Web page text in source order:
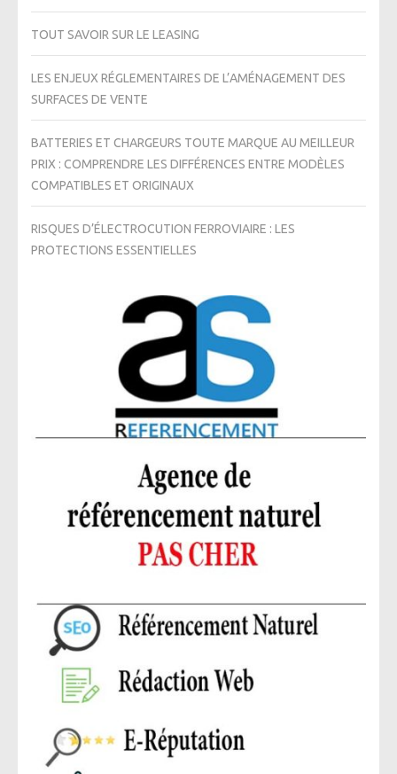
TOUT SAVOIR SUR LE LEASING
LES ENJEUX RÉGLEMENTAIRES DE L’AMÉNAGEMENT DES
SURFACES DE VENTE
BATTERIES ET CHARGEURS TOUTE MARQUE AU MEILLEUR
PRIX : COMPRENDRE LES DIFFÉRENCES ENTRE MODÈLES
COMPATIBLES ET ORIGINAUX
RISQUES D’ÉLECTROCUTION FERROVIAIRE : LES
PROTECTIONS ESSENTIELLES